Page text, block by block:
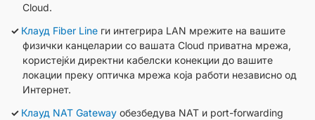
Cloud.
Клауд Fiber Line ги интегрира LAN мрежите на вашите
физички канцеларии со вашата Cloud приватна мрежа,
користејќи директни кабелски конекции до вашите
локации преку оптичка мрежа која работи независно од
Интернет.
Клауд NAT Gateway обезбедува NAT и port-forwarding